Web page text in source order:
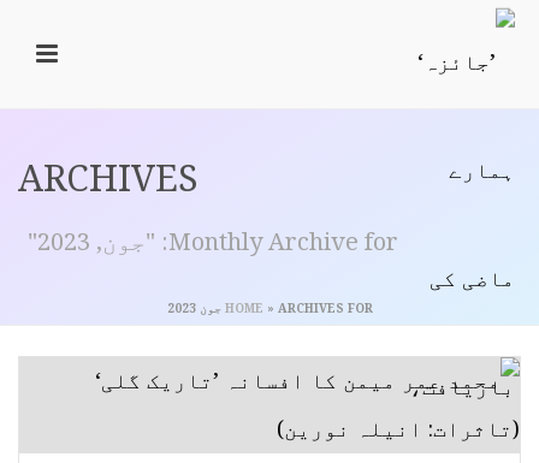
ARCHIVES
Monthly Archive for: "جون, 2023"
HOME » ARCHIVES FOR جون 2023